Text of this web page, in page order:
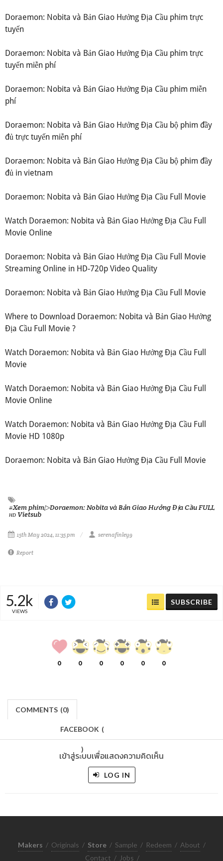
Doraemon: Nobita và Bản Giao Hưởng Địa Cầu phim trực
tuyến
Doraemon: Nobita và Bản Giao Hưởng Địa Cầu phim trực
tuyến miễn phí
Doraemon: Nobita và Bản Giao Hưởng Địa Cầu phim miễn
phí
Doraemon: Nobita và Bản Giao Hưởng Địa Cầu bộ phim đầy
đủ trực tuyến miễn phí
Doraemon: Nobita và Bản Giao Hưởng Địa Cầu bộ phim đầy
đủ in vietnam
Doraemon: Nobita và Bản Giao Hưởng Địa Cầu Full Movie
Watch Doraemon: Nobita và Bản Giao Hưởng Địa Cầu Full
Movie Online
Doraemon: Nobita và Bản Giao Hưởng Địa Cầu Full Movie
Streaming Online in HD-720p Video Quality
Doraemon: Nobita và Bản Giao Hưởng Địa Cầu Full Movie
Where to Download Doraemon: Nobita và Bản Giao Hưởng
Địa Cầu Full Movie ?
Watch Doraemon: Nobita và Bản Giao Hưởng Địa Cầu Full
Movie
Watch Doraemon: Nobita và Bản Giao Hưởng Địa Cầu Full
Movie Online
Watch Doraemon: Nobita và Bản Giao Hưởng Địa Cầu Full
Movie HD 1080p
Doraemon: Nobita và Bản Giao Hưởng Địa Cầu Full Movie
#Xem phim▷Doraemon: Nobita và Bản Giao Hưởng Địa Cầu FULL
ʜᴅ Vietsub
15th May 2024, 11:35 pm serenafinley9
Report
5.2k
VIEWS
SUBSCRIBE
0 0 0 0 0 0
COMMENTS (0)
FACEBOOK (
)
เข้าสู่ระบบเพื่อแสดงความคิดเห็น
LOG IN
Makers / Originals / Store / Sample / Redeem / About /
Contact / Jobs /